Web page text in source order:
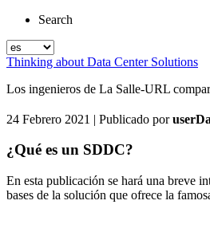
Search
Thinking about Data Center Solutions
Los ingenieros de La Salle-URL
24 Febrero 2021 | Publicado por
¿Qué es un SDDC?
En esta publicación se hará una breve
bases de la solución que ofrece la